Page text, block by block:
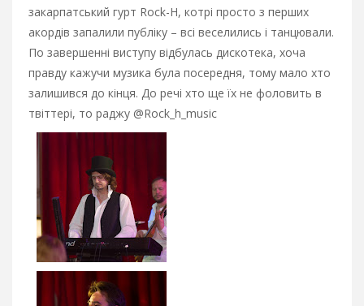
закарпатський гурт Rock-H, котрі просто з перших
акордів запалили публіку – всі веселились і танцювали.
По завершенні виступу відбулась дискотека, хоча
правду кажучи музика була посередня, тому мало хто
залишився до кінця. До речі хто ще їх не фоловить в
твіттері, то раджу @Rock_h_music